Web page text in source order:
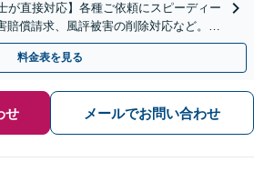
が直接対応】各種ご依頼にスピーディー
賠償請求、風評被害の削除対応など。培
レスのない対応を心がけます
料金表を見る
せ メールでお問い合わせ